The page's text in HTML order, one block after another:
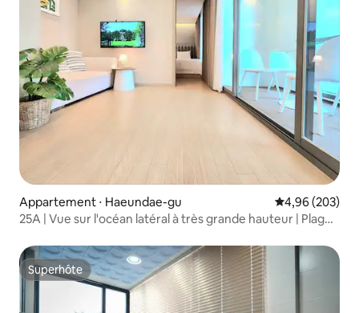
Appartement ⋅ Haeundae-gu Évaluation
4,96 (203)
25A | Vue sur l'océan latéral à très grande hauteur | Plage
Superhôte
Superhôte